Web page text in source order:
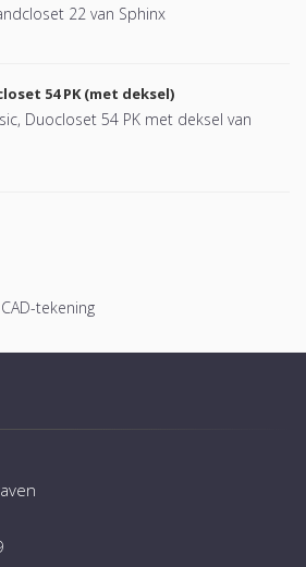
22 van Sphinx
54 PK (met deksel)
Duocloset 54 PK met deksel van
tekening